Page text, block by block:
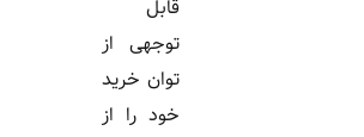
توجهی از
توان خرید
خود را از